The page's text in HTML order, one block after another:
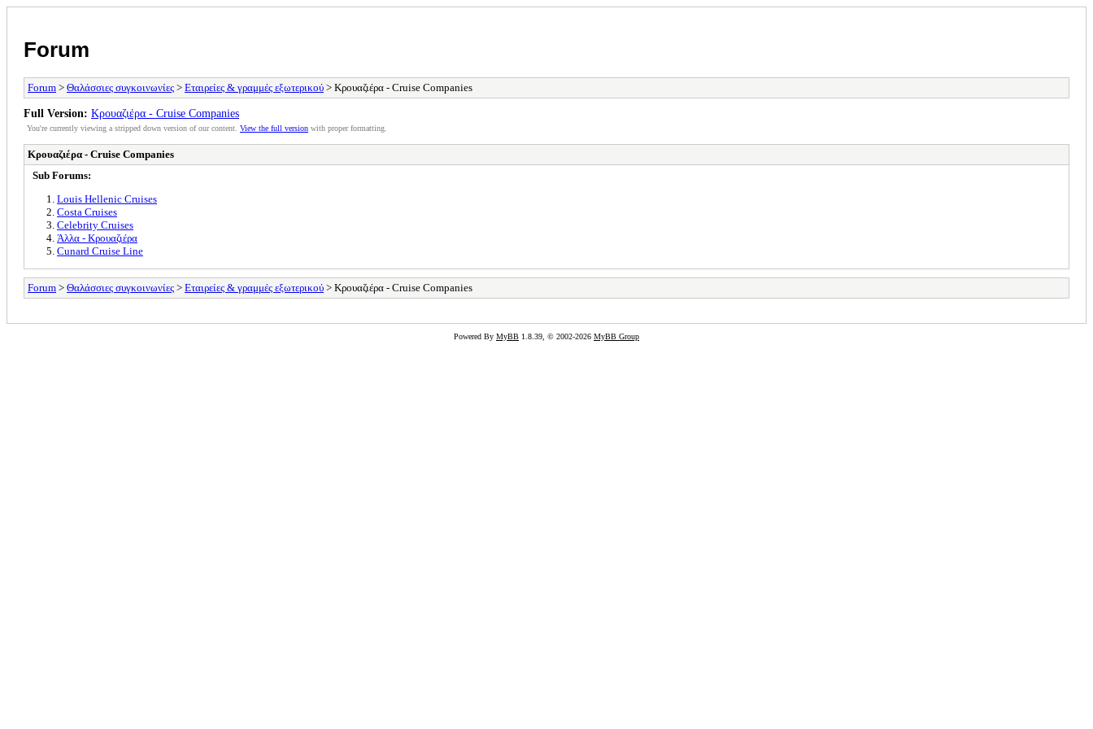
Forum
Forum > Θαλάσσιες συγκοινωνίες > Εταιρείες & γραμμές εξωτερικού > Κρουαζιέρα - Cruise Companies
Full Version: Κρουαζιέρα - Cruise Companies
You're currently viewing a stripped down version of our content. View the full version with proper formatting.
Κρουαζιέρα - Cruise Companies
Sub Forums:
Louis Hellenic Cruises
Costa Cruises
Celebrity Cruises
Άλλα - Κρουαζιέρα
Cunard Cruise Line
Forum > Θαλάσσιες συγκοινωνίες > Εταιρείες & γραμμές εξωτερικού > Κρουαζιέρα - Cruise Companies
Powered By MyBB 1.8.39, © 2002-2026 MyBB Group